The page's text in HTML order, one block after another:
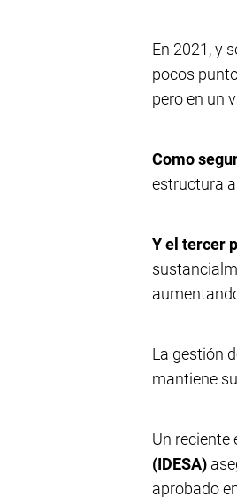
En 2021, y
pocos
pero en un
Como
estructura
Y el tercer
La gestión
mantiene
Un reciente
(IDESA)
aprobado